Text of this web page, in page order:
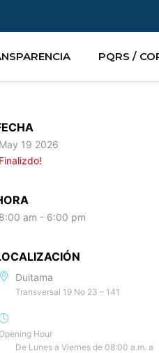
PQRS /
May 19 2026
Finalizdo!
8:00 am - 6:00 pm
Duitama
Transversal 19 No 23 – 141
Opening Hour
De Lunes a Viernes de 08:00 a.m. a